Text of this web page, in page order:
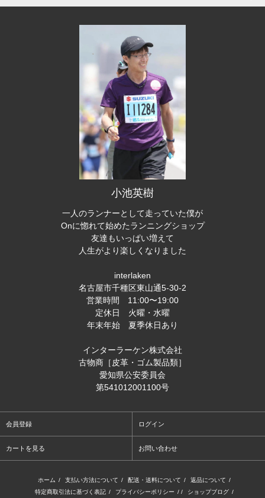
小池英樹
一人のランナーとして走っていた僕が
Onに惚れて始めたランニングショップ
友達もいっぱい増えて
人生がより楽しくなりました
interlaken
名古屋市千種区東山通5-30-2
営業時間 11:00〜19:00
定休日 火曜・水曜
年末年始 夏季休日あり
インターラーケン株式会社
古物商［皮革・ゴム製品類］
愛知県公安委員会
第541012001100号
会員登録 ログイン
カートを見る お問い合わせ
ホーム / 支払い方法について / 配送・送料について / 返品について /
特定商取引法に基づく表記 / プライバシーポリシー / / ショップブログ /